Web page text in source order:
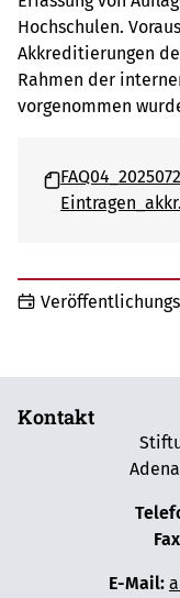
Hochschulen.
Akkreditierungen
Rahmen der
vorgenommen
Kontakt
E-Mail: